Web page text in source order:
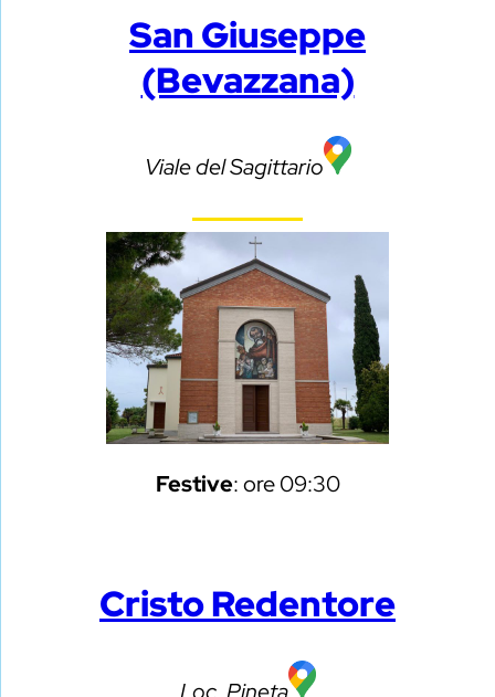
San Giuseppe
(Bevazzana)
Viale del Sagittario
Festive: ore 09:30
Cristo Redentore
Loc. Pineta